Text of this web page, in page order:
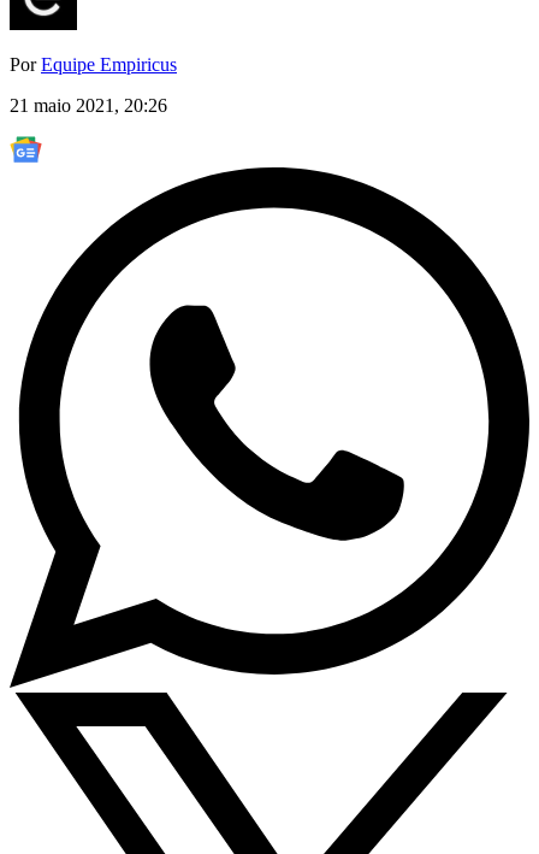
PorEquipe Empiricus
21 maio 2021, 20:26